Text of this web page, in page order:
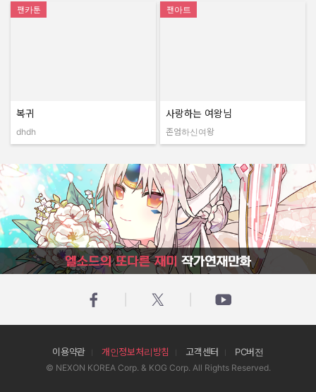
팬카툰
복귀
dhdh
팬아트
사랑하는 여왕님
작성자:
존엄하신여왕
엘소드의 또다른 재미 작가연재만화
이용약관 개인정보처리방침 고객센터 PC버전
© NEXON KOREA Corp. & KOG Corp. All Rights Reserved.